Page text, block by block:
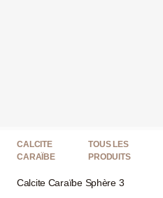
CALCITE
CARAÏBE
TOUS LES
PRODUITS
Calcite Caraïbe Sphère 3